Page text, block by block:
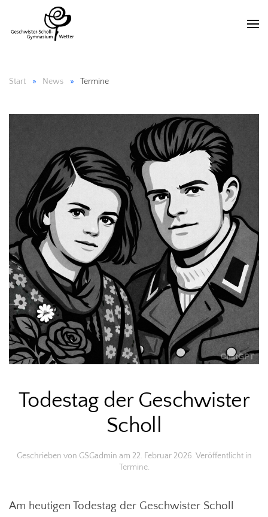
Start News Termine
Todestag der Geschwister
Scholl
Geschrieben von GSGadmin am 22. Februar 2026. Veröffentlicht in
Termine.
Am heutigen Todestag der Geschwister Scholl